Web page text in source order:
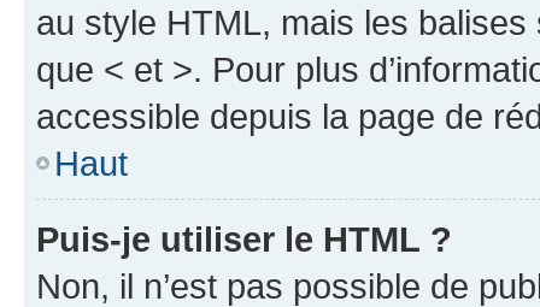
au style HTML, mais les
que < et >. Pour plus
accessible depuis la page de
Haut
Puis-je utiliser le HTML ?
Non, il n’est pas possible de